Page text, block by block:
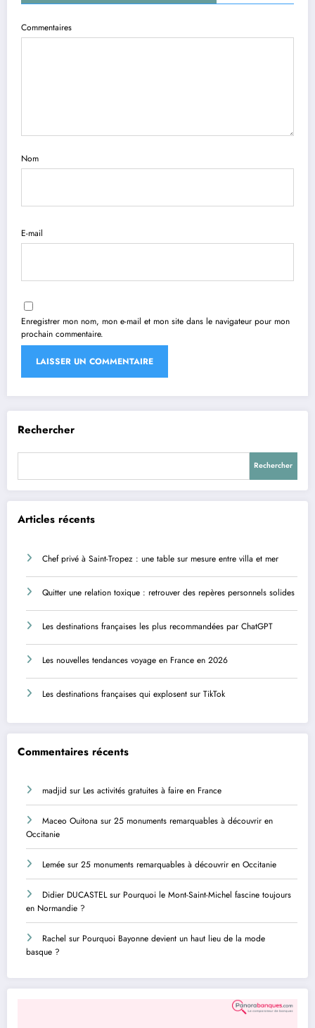
Commentaires
Nom
E-mail
Enregistrer mon nom, mon e-mail et mon site dans le navigateur pour mon
prochain commentaire.
Rechercher
Rechercher
Articles récents
Chef privé à Saint-Tropez : une table sur mesure entre villa et mer
Quitter une relation toxique : retrouver des repères personnels solides
Les destinations françaises les plus recommandées par ChatGPT
Les nouvelles tendances voyage en France en 2026
Les destinations françaises qui explosent sur TikTok
Commentaires récents
madjid sur Les activités gratuites à faire en France
Maceo Ouitona sur 25 monuments remarquables à découvrir en
Occitanie
Lemée sur 25 monuments remarquables à découvrir en Occitanie
Didier DUCASTELsur Pourquoi le Mont-Saint-Michel fascine toujours
en Normandie ?
Rachel sur Pourquoi Bayonne devient un haut lieu de la mode
basque ?